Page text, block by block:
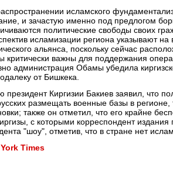
исламского
и зачастую именно под предлогом
политические свободы своих
исламизации региона указывают
альянса, поскольку сейчас
критически важны для поддержания
администрация Обамы убедила
от Бишкека.
президент Киргизии Бакиев заявил, что
размещать военные базы в регионе,
также он отметил, что его крайне
с которыми корреспондент издания
"шоу", отметив, что в стране нет
Times